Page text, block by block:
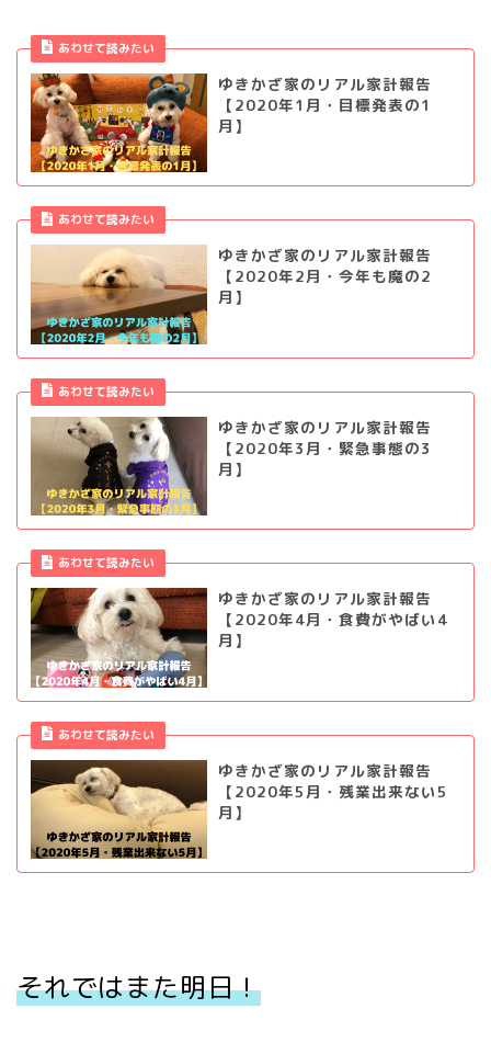
あわせて読みたい
ゆきかざ家のリアル家計報告
【2020年1月・目標発表の1
月】
あわせて読みたい
ゆきかざ家のリアル家計報告
【2020年2月・今年も魔の2
月】
あわせて読みたい
ゆきかざ家のリアル家計報告
【2020年3月・緊急事態の3
月】
あわせて読みたい
ゆきかざ家のリアル家計報告
【2020年4月・食費がやばい4
月】
あわせて読みたい
ゆきかざ家のリアル家計報告
【2020年5月・残業出来ない5
月】
それではまた明日！